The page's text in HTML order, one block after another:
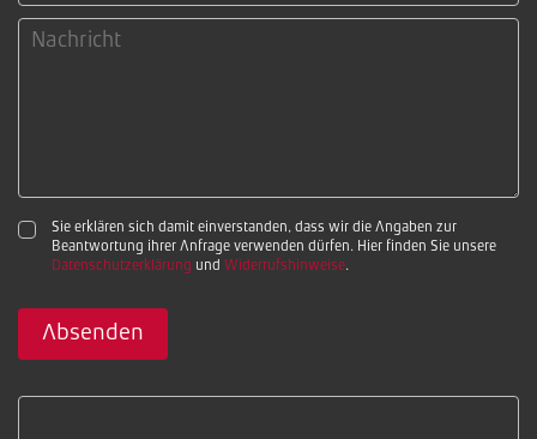
Sie erklären sich damit einverstanden, dass wir die Angaben zur
Beantwortung ihrer Anfrage verwenden dürfen. Hier finden Sie unsere
Datenschutzerklärung und Widerrufshinweise.
Absenden